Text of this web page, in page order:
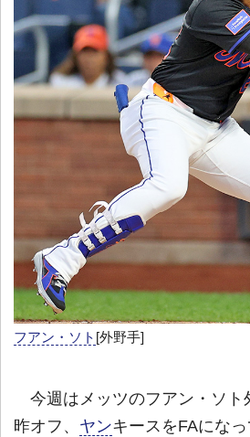
フアン・ソト [外野手]
今週はメッツのフアン・ソト
昨オフ、 ヤンキースをFAにな